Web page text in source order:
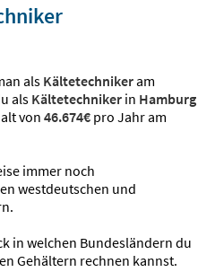
als Kältetechnikeram
als Kältetechniker in Hamburg
von 46.674€ pro Jahr am
immer noch
westdeutschen und
in welchen Bundesländern du
Gehältern rechnen kannst.